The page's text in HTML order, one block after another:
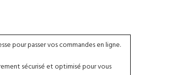
pour passer vos commandes en ligne.
sécurisé et optimisé pour vous